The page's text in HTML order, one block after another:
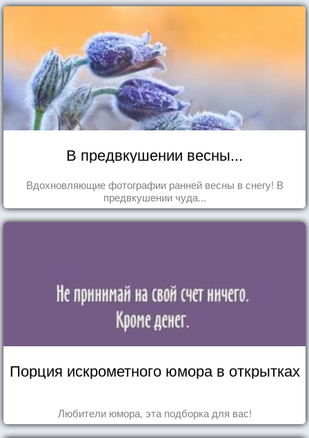
В предвкушении весны...
Вдохновляющие фотографии ранней весны в снегу! В
предвкушении чуда...
Порция искрометного юмора в открытках
Любители юмора, эта подборка для вас!